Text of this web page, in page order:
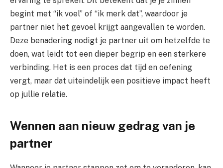
begint met “ik voel” of “ik merk dat”, waardoor je
partner niet het gevoel krijgt aangevallen te worden.
Deze benadering nodigt je partner uit om hetzelfde te
doen, wat leidt tot een dieper begrip en een sterkere
verbinding. Het is een proces dat tijd en oefening
vergt, maar dat uiteindelijk een positieve impact heeft
op jullie relatie.
Wennen aan nieuw gedrag van je
partner